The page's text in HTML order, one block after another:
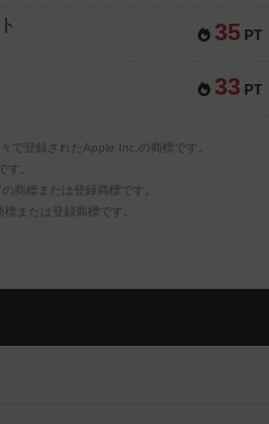
35 PT
33 PT
で登録されたApple Inc.の商標です。
。
商標または登録商標です。
または登録商標です。